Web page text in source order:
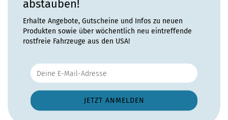
abstauben!
Erhalte Angebote, Gutscheine und Infos zu neuen
Produkten sowie über wöchentlich neu eintreffende
rostfreie Fahrzeuge aus den USA!